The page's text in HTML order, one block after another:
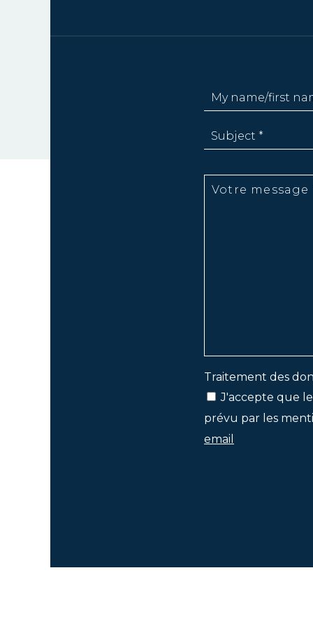
Traitement des
J'accepte que
prévu par les
email